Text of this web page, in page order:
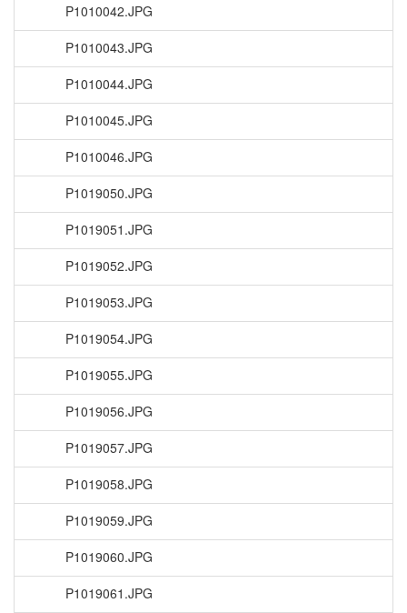
P1010042.JPG
P1010043.JPG
P1010044.JPG
P1010045.JPG
P1010046.JPG
P1019050.JPG
P1019051.JPG
P1019052.JPG
P1019053.JPG
P1019054.JPG
P1019055.JPG
P1019056.JPG
P1019057.JPG
P1019058.JPG
P1019059.JPG
P1019060.JPG
P1019061.JPG